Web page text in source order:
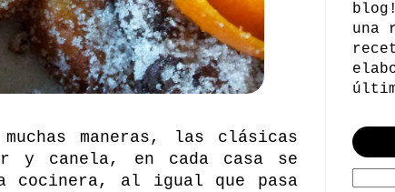
maneras, las clásicas
y canela, en cada casa se
cocinera, al igual que pasa
una